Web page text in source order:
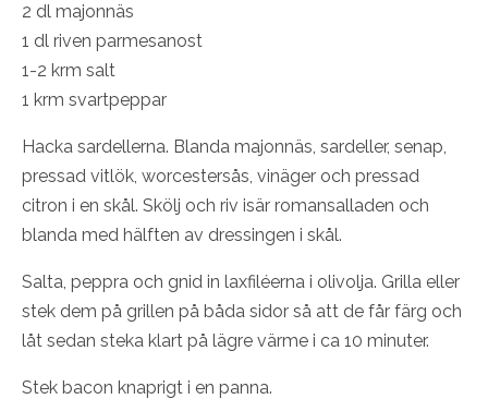
2 dl majonnäs
1 dl riven parmesanost
1-2 krm salt
1 krm svartpeppar
Hacka sardellerna. Blanda majonnäs, sardeller, senap,
pressad vitlök, worcestersås, vinäger och pressad
citron i en skål. Skölj och riv isär romansalladen och
blanda med hälften av dressingen i skål.
Salta, peppra och gnid in laxfiléerna i olivolja. Grilla eller
stek dem på grillen på båda sidor så att de får färg och
låt sedan steka klart på lägre värme i ca 10 minuter.
Stek bacon knaprigt i en panna.